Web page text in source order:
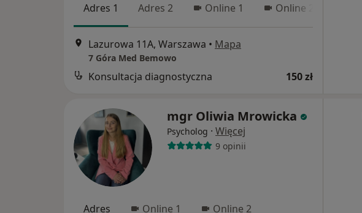
Adres 1 Adres 2 Online 1 Online 2
Lazurowa 11A, Warszawa • Mapa
7 Góra Med Bemowo
Konsultacja diagnostyczna 150 zł
mgr Oliwia Mrowicka
Psycholog · Więcej
9 opinii
Adres Online 1 Online 2